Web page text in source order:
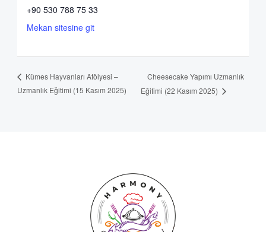
+90 530 788 75 33
Mekan sitesine git
Kümes Hayvanları Atölyesi –
Uzmanlık Eğitimi (15 Kasım 2025)
Cheesecake Yapımı Uzmanlık
Eğitimi (22 Kasım 2025)